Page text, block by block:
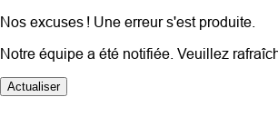
Nos excuses ! Une erreur s'est produite.
Notre équipe a été notifiée. Veuillez
Actualiser